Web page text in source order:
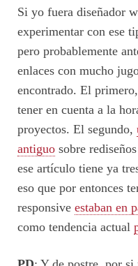
Si yo fuera diseñador
experimentar con ese
pero probablemente
enlaces con mucho
encontrado. El primero,
tener en cuenta a la
proyectos. El segundo,
antiguo sobre
ese artículo tiene ya
eso que por entonces
responsive estaban en
como tendencia actual